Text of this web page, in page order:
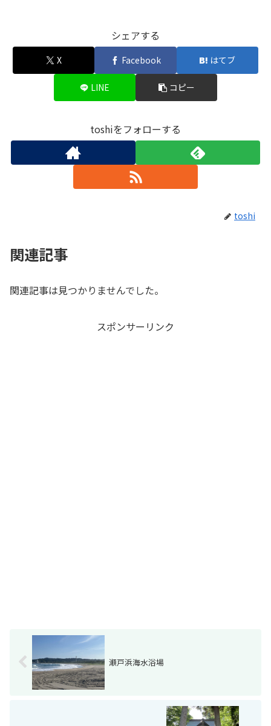
シェアする
X Facebook はてブ
LINE コピー
toshiをフォローする
toshi
関連記事
関連記事は見つかりませんでした。
スポンサーリンク
瀬戸浜海水浴場